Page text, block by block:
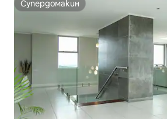
Супердомакин
Супердомакин